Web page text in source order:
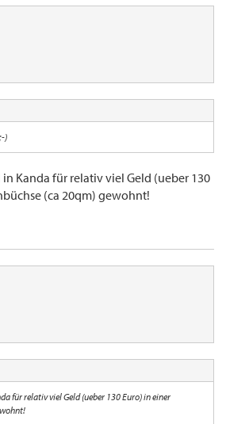
)
in Kanda für relativ viel Geld (ueber 130
(ca 20qm) gewohnt!
für relativ viel Geld (ueber 130 Euro) in einer